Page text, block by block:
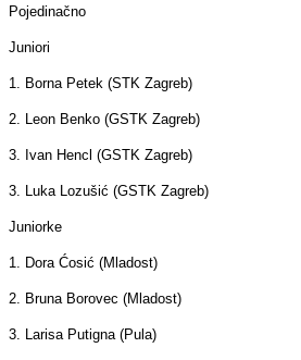
Pojedinačno
Juniori
1. Borna Petek (STK Zagreb)
2. Leon Benko (GSTK Zagreb)
3. Ivan Hencl (GSTK Zagreb)
3. Luka Lozušić (GSTK Zagreb)
Juniorke
1. Dora Ćosić (Mladost)
2. Bruna Borovec (Mladost)
3. Larisa Putigna (Pula)